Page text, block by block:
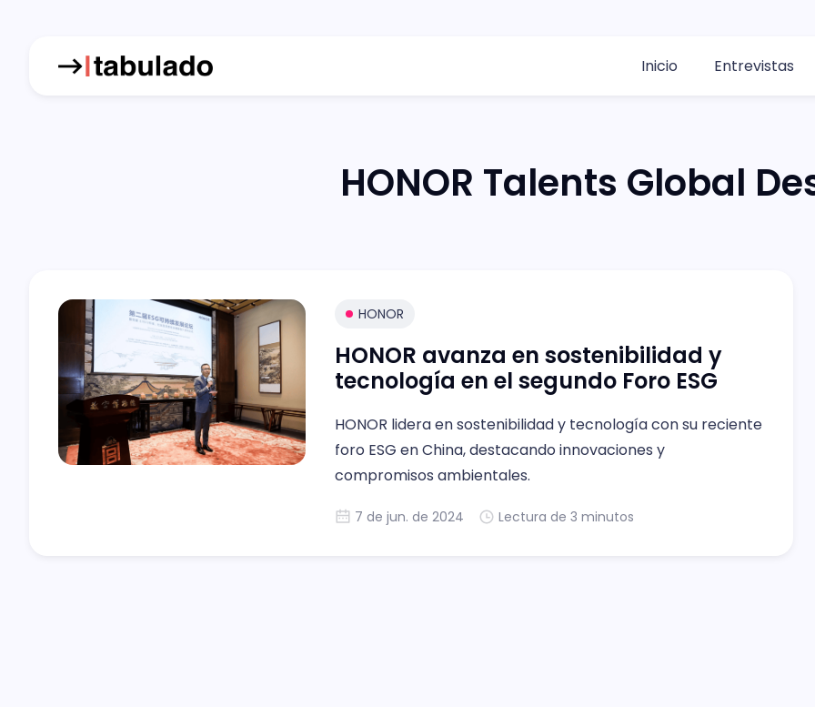
Inicio Entrevistas
HONOR Talents Global
HONOR
HONOR avanza en sostenibilidad y
tecnología en el segundo Foro ESG
HONOR lidera en sostenibilidad y tecnología con su reciente
foro ESG en China, destacando innovaciones y
compromisos ambientales.
7 de jun. de 2024 Lectura de 3 minutos